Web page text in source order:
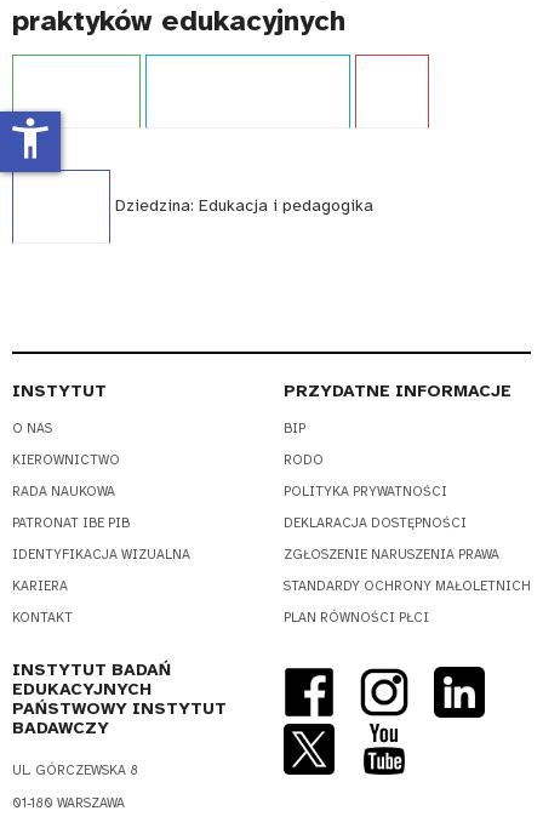
praktyków edukacyjnych
Dziedzina: Edukacja i pedagogika
INSTYTUT
O NAS
KIEROWNICTWO
RADA NAUKOWA
PATRONAT IBE PIB
IDENTYFIKACJA WIZUALNA
KARIERA
KONTAKT
PRZYDATNE INFORMACJE
BIP
RODO
POLITYKA PRYWATNOŚCI
DEKLARACJA DOSTĘPNOŚCI
ZGŁOSZENIE NARUSZENIA PRAWA
STANDARDY OCHRONY MAŁOLETNICH
PLAN RÓWNOŚCI PŁCI
INSTYTUT BADAŃ
EDUKACYJNYCH
PAŃSTWOWY INSTYTUT
BADAWCZY
UL. GÓRCZEWSKA 8
01-180 WARSZAWA
accessibility_new